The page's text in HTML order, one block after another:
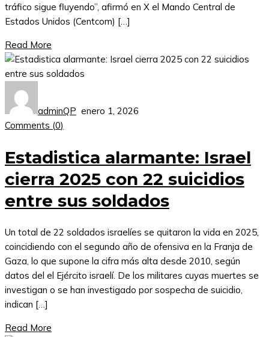
tráfico sigue fluyendo”, afirmó en X el Mando Central de
Estados Unidos (Centcom) […]
Read More
adminQP enero 1, 2026
Comments (0)
Estadistica alarmante: Israel
cierra 2025 con 22 suicidios
entre sus soldados
Un total de 22 soldados israelíes se quitaron la vida en 2025,
coincidiendo con el segundo año de ofensiva en la Franja de
Gaza, lo que supone la cifra más alta desde 2010, según
datos del el Ejército israelí. De los militares cuyas muertes se
investigan o se han investigado por sospecha de suicidio,
indican […]
Read More